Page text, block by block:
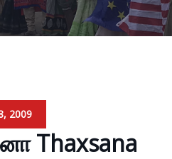
2009
Thaxsana